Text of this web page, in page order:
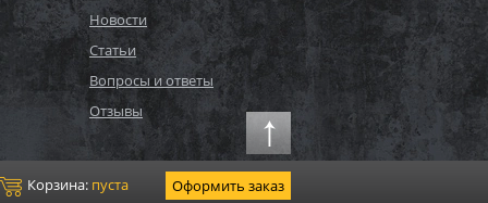
Polygroup,
17203л...
Экономия
54122 BW, Bestway, Детский
надувной бассейн
254х168х102см "Баскетбол"...
4 020 i 3 578i
442 Экономия
Новости
Статьи
Вопросы и ответы
Отзывы
Корзина: пуста Оформить заказ